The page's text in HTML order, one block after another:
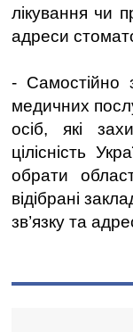
лікування чи
адреси
- Самостійно
медичних
осіб, які
цілісність
обрати
відібрані
зв’язку та